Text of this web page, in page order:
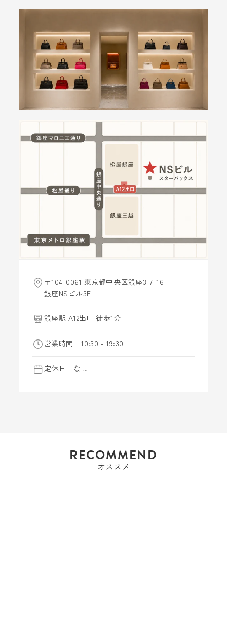
〒104-0061 東京都中央区銀座3-7-16
銀座NSビル3F
銀座駅 A12出口 徒歩1分
営業時間 10:30 - 19:30
定休日 なし
RECOMMEND
オススメ